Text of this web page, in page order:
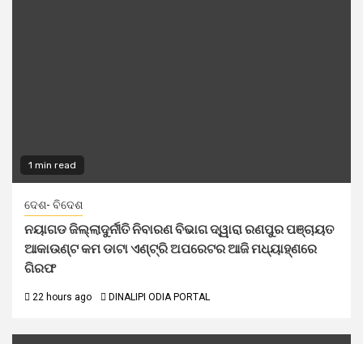
1 min read
ଦେଶ- ବିଦେଶ
ନୟାଗଡ ଜିଲ୍ଲାଦୁର୍ନୀତି ନିବାରଣ ବିଭାଗ ଦ୍ୱାରା ରଣପୁର ପଞ୍ଚାୟତ
ଆକାଉଣ୍ଟ କମ ଡାଟା ଏଣ୍ଟ୍ରି ଅପରେଟର ଆଜି ମଧ୍ୟାହ୍‌ଣରେ
ଗିରଫ
22 hours ago DINALIPI ODIA PORTAL